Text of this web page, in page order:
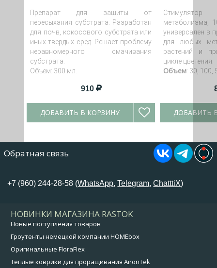
Препарат для защиты от
пересыхания субстрата. Разработан
для почв, кокосового субстрата или
иных твердых сред. Решает проблему
неравномерного смачивания
субстрата.
Объем: 300 мл.
910
ДОБАВИТЬ В КОРЗИНУ
метаболизма,
универсален в
для любых
растений и
цикле цветения.
Объем: 30, 100,
ДОБАВИТЬ
Обратная связь
+7 (960) 244-28-58 (WhatsApp,Telegram,ChatttiX)
НОВИНКИ МАГАЗИНА RASTOK
Новые поступления товаров
Гроутенты немецкой компании HOMEbox
Оригинальные FloraFlex
Теплые коврики для проращивания AironTek